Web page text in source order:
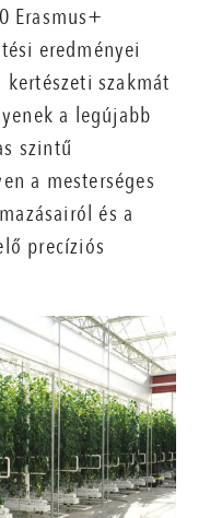
Erasmus+
eredményei
szakmát
a legújabb
szintű
a mesterséges
és a
precíziós